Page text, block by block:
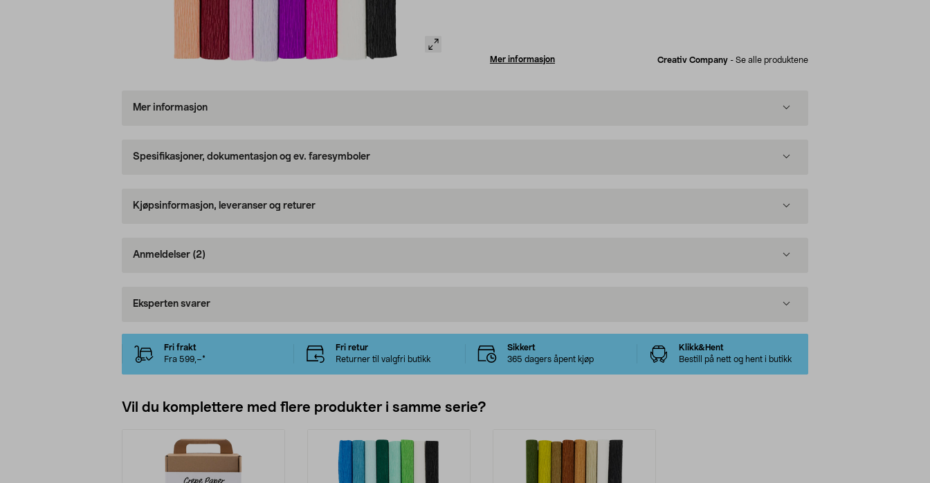
Mer informasjon Creativ Company - Se alle produktene
Mer informasjon
Spesifikasjoner, dokumentasjon og ev. faresymboler
Kjøpsinformasjon, leveranser og returer
Anmeldelser (2)
Eksperten svarer
Fri frakt
Fra 599,–*
Fri retur
Returner til valgfri butikk
Sikkert
365 dagers åpent kjøp
Klikk&Hent
Bestill på nett og hent i butikk
Vil du komplettere med flere produkter i samme serie?